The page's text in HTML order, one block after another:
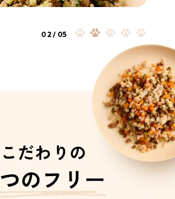
03 / 05
こだわりの
つのフリー